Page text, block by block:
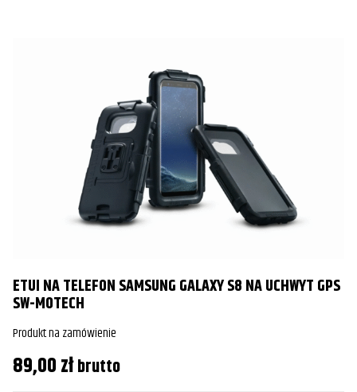
ETUI NA TELEFON SAMSUNG GALAXY S8 NA UCHWYT GPS
SW-MOTECH
Produkt na zamówienie
89,00złbrutto